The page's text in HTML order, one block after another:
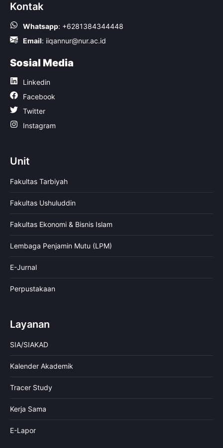
Kontak
Whatsapp: +6281384344448
Email: iiqannur@nur.ac.id
Sosial Media
Linkedin
Facebook
Twitter
Instagram
Unit
Fakultas Tarbiyah
Fakultas Ushuluddin
Fakultas Ekonomi & Bisnis Islam
Lembaga Penjamin Mutu (LPM)
E-Jurnal
Perpustakaan
Layanan
SIA/SIAKAD
Kalender Akademik
Tracer Study
Kerja Sama
E-Lapor